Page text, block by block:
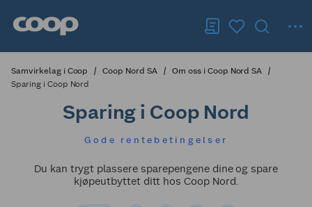
Samvirkelag i Coop Coop Nord SA
Om oss i Coop Nord SA
Sparing i Coop Nord
Sparing i Coop Nord
Gode rentebetingelser
Du kan trygt plassere sparepengene dine og spare
kjøpeutbyttet ditt hos Coop Nord.